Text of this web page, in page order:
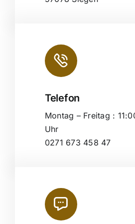
Telefon
Montag – Freitag :
Uhr
0271 673 458 47